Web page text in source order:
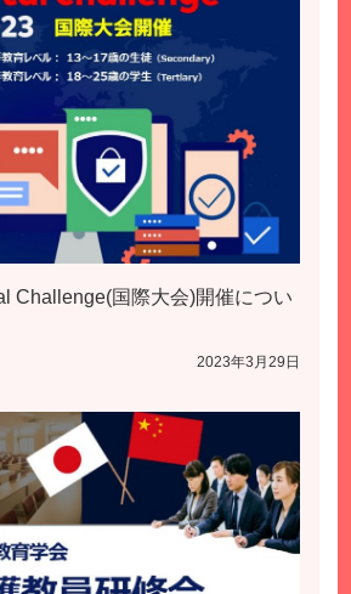
Challenge(国際大会)開催につい
2023年3月29日